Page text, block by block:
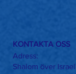
KONTAKTA OSS
Adress:
Shalom över Israel